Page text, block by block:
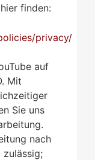
finden:
privacy/
auf
Mit
Sie uns
nach
zulässig;